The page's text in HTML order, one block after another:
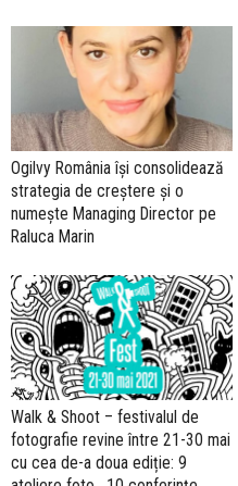
Ogilvy România își consolidează
strategia de creștere și o
numește Managing Director pe
Raluca Marin
Walk & Shoot – festivalul de
fotografie revine între 21-30 mai
cu cea de-a doua ediție: 9